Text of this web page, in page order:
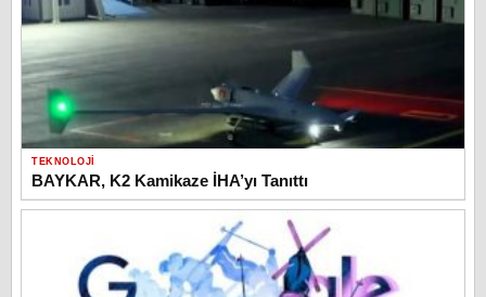
TEKNOLOJI
BAYKAR, K2 Kamikaze İHA’yı Tanıttı